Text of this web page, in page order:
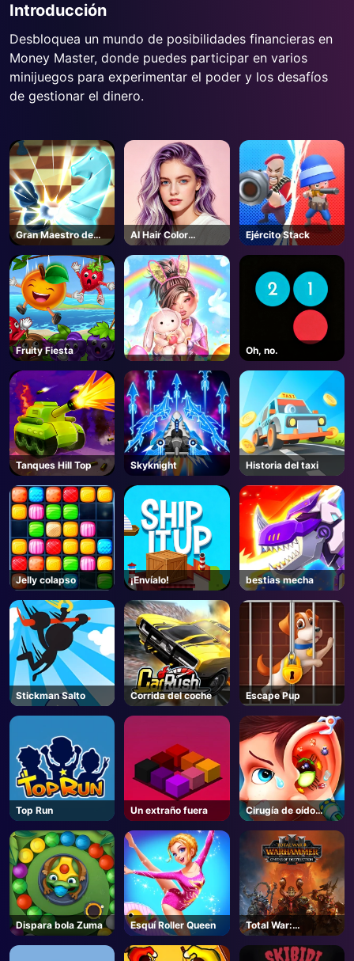
AD
Introducción
Desbloquea un mundo de posibilidades financieras en
Money Master, donde puedes participar en varios
minijuegos para experimentar el poder y los desafíos
de gestionar el dinero.
Gran Maestro de
Ajedrez
AI Hair Color
Changer
Ejército Stack
Fruity Fiesta Oh, no.
Tanques Hill Top Skyknight Historia del taxi
Jelly colapso ¡Envíalo! bestias mecha
Stickman Salto Corrida del coche Escape Pup
Top Run Un extraño fuera
Cirugía de oído
divertido 2
Dispara bola Zuma Esquí Roller Queen
Total War:
WARHAMMER III -
Steam